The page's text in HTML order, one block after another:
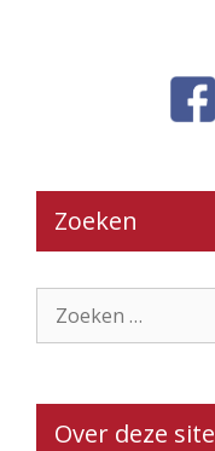
Zoeken
naar:
Over deze site